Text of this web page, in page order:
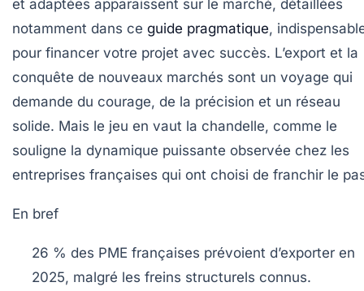
et adaptées apparaissent sur le marché, détaillées
notamment dans ce guide pragmatique,
pour financer votre projet avec succès. L’export et la
conquête de nouveaux marchés sont un voyage qui
demande du courage, de la précision et un réseau
solide. Mais le jeu en vaut la chandelle, comme le
souligne la dynamique puissante observée chez les
entreprises françaises qui ont choisi de franchir le
En bref
26 % des PME françaises prévoient d’exporter en
2025, malgré les freins structurels connus.